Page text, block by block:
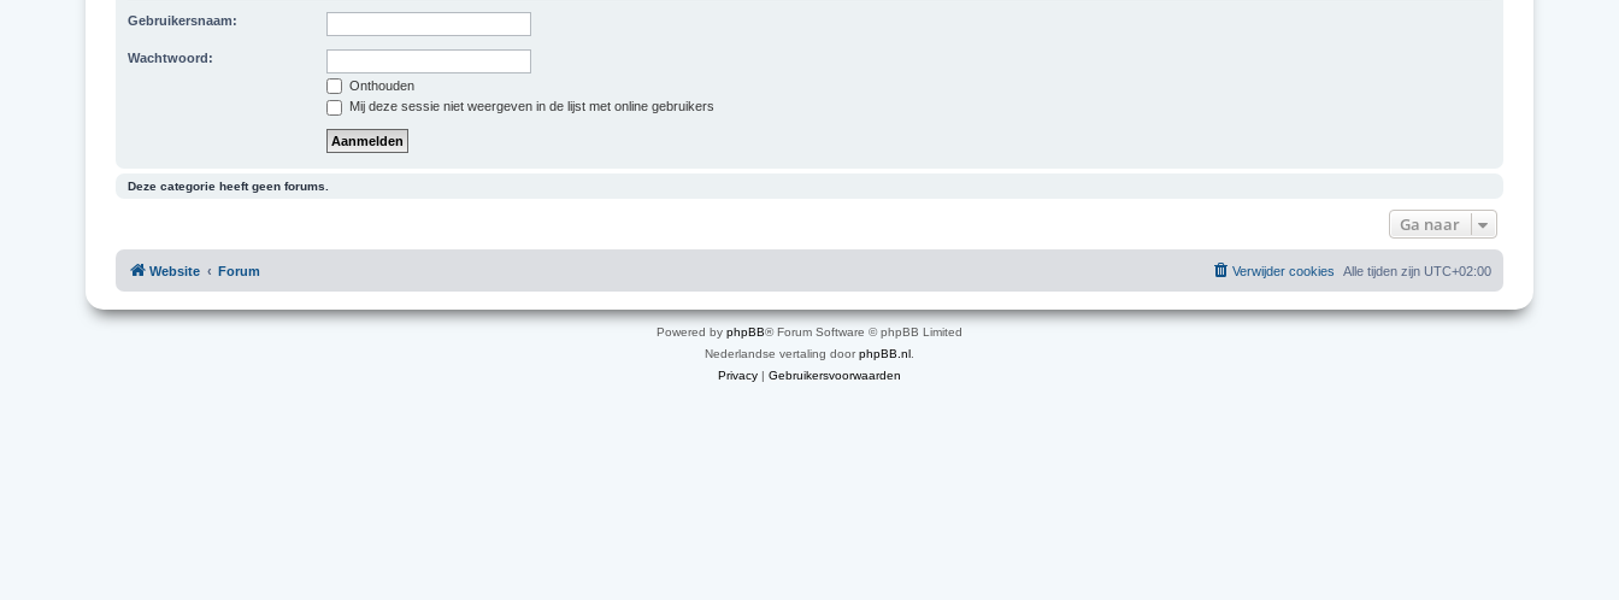
Gebruikersnaam:
Wachtwoord:
Onthouden
Mij deze sessie niet weergeven in de lijst met online gebruikers
Deze categorie heeft geen forums.
Ga naar
Website Forum Alle tijden zijn UTC+02:00
Verwijder cookies
Powered by phpBB® Forum Software © phpBB Limited
Nederlandse vertaling doorphpBB.nl
Privacy | Gebruikersvoorwaarden